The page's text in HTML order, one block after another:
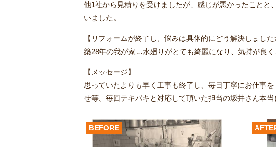
他1社から見積りを受けましたが、感じが悪かったこと
いました。
【リフォームが終了し、悩みは具体的にどう解決しました
築28年の我が家…水廻りがとても綺麗になり、気持が良
【メッセージ】
思っていたよりも早く工事も終了し、毎日丁寧にお仕事
せ等、毎回テキパキと対応して頂いた担当の坂井さん本
BEFORE